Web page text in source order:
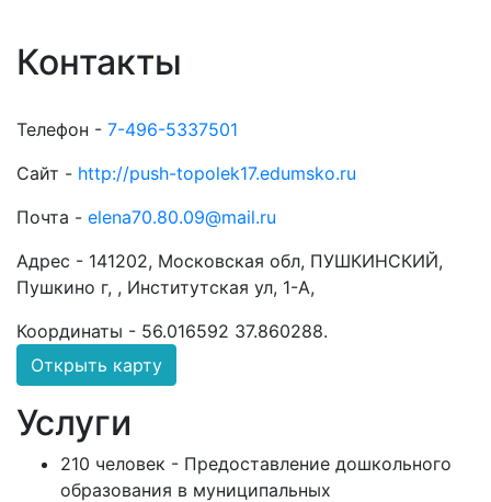
Контакты
Телефон - 7-496-5337501
Сайт - http://push-topolek17.edumsko.ru
Почта - elena70.80.09@mail.ru
Адрес - 141202, Московская обл, ПУШКИНСКИЙ,
Пушкино г, , Институтская ул, 1-А,
Координаты - 56.016592 37.860288.
Открыть карту
Услуги
210 человек - Предоставление дошкольного
образования в муниципальных